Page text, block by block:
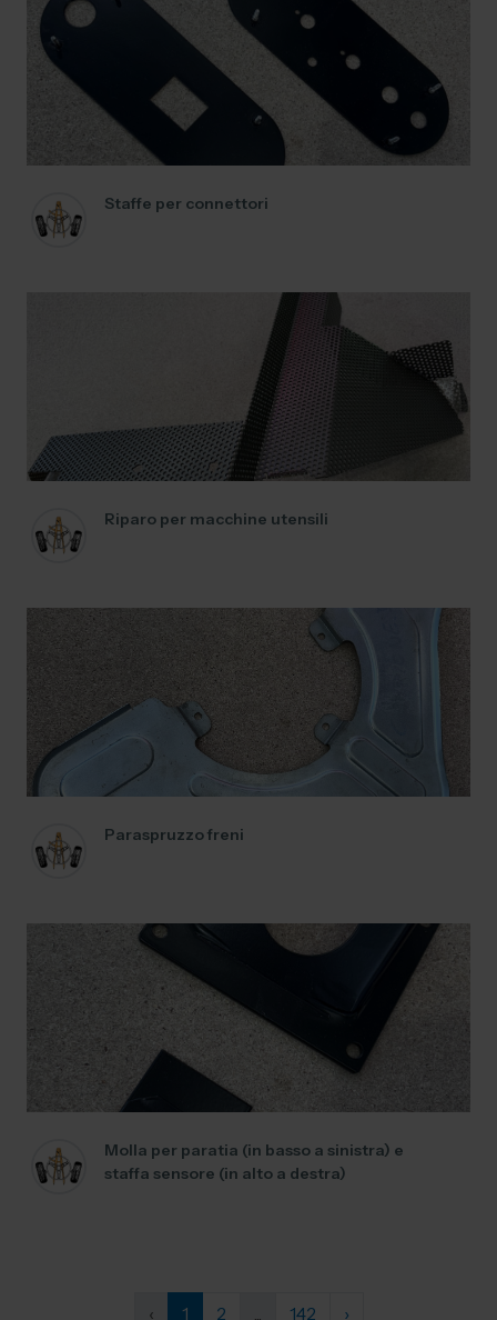
Staffe per connettori
Riparo per macchine utensili
Paraspruzzo freni
Molla per paratia (in basso a sinistra) e
staffa sensore (in alto a destra)
‹ 1 2 ... 142 ›